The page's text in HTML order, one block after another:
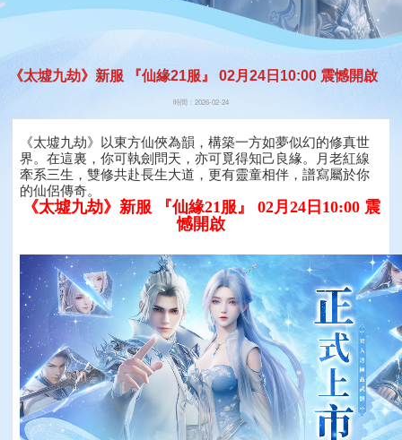
《太墟九劫》新服 『仙緣21服』 02月24日10:00 震憾開啟
時間：2026-02-24
《太墟九劫》以東方仙俠為韻，構築一方如夢似幻的修真世
界。在這裏，你可執劍問天，亦可覓得知己良緣。月老紅線
牽系三生，雙修共赴長生大道，更有靈童相伴，譜寫屬於你
的仙侶傳奇。
《太墟九劫》新服 『仙緣21服』 02月24日10:00 震
憾開啟